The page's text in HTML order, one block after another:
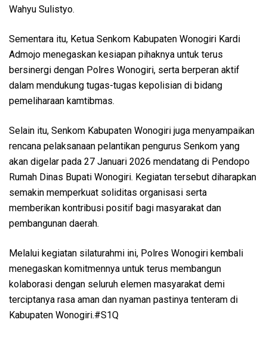
Wahyu Sulistyo.
Sementara itu, Ketua Senkom Kabupaten Wonogiri Kardi
Admojo menegaskan kesiapan pihaknya untuk terus
bersinergi dengan Polres Wonogiri, serta berperan aktif
dalam mendukung tugas-tugas kepolisian di bidang
pemeliharaan kamtibmas.
Selain itu, Senkom Kabupaten Wonogiri juga menyampaikan
rencana pelaksanaan pelantikan pengurus Senkom yang
akan digelar pada 27 Januari 2026 mendatang di Pendopo
Rumah Dinas Bupati Wonogiri. Kegiatan tersebut diharapkan
semakin memperkuat soliditas organisasi serta
memberikan kontribusi positif bagi masyarakat dan
pembangunan daerah.
Melalui kegiatan silaturahmi ini, Polres Wonogiri kembali
menegaskan komitmennya untuk terus membangun
kolaborasi dengan seluruh elemen masyarakat demi
terciptanya rasa aman dan nyaman pastinya tenteram di
Kabupaten Wonogiri.#S1Q